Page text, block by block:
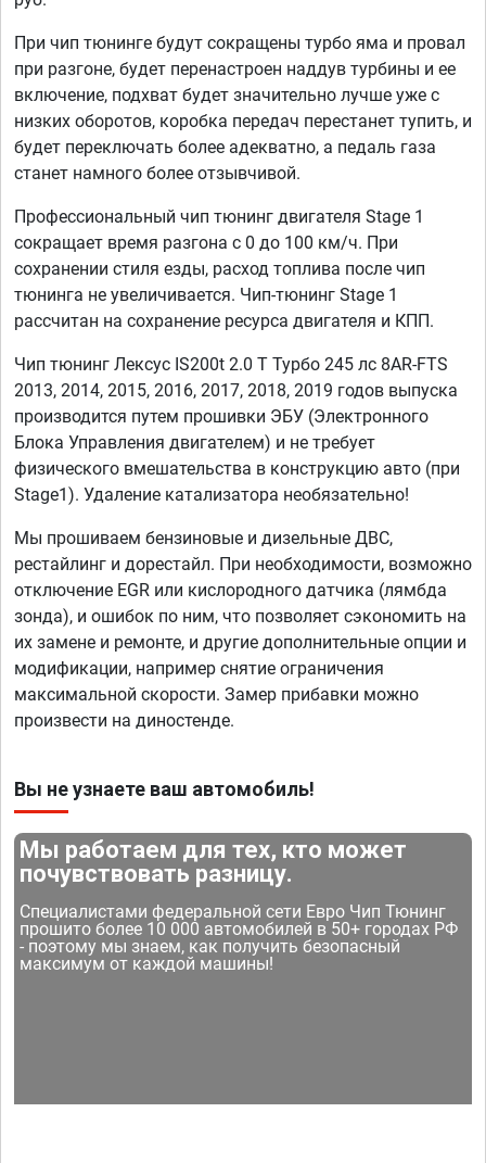
При чип тюнинге будут сокращены турбо яма и провал
при разгоне, будет перенастроен наддув турбины и ее
включение, подхват будет значительно лучше уже с
низких оборотов, коробка передач перестанет тупить, и
будет переключать более адекватно, а педаль газа
станет намного более отзывчивой.
Профессиональный чип тюнинг двигателя Stage 1
сокращает время разгона с 0 до 100 км/ч. При
сохранении стиля езды, расход топлива после чип
тюнинга не увеличивается. Чип-тюнинг Stage 1
рассчитан на сохранение ресурса двигателя и КПП.
Чип тюнинг Лексус IS200t 2.0 T Турбо 245 лс 8AR-FTS
2013, 2014, 2015, 2016, 2017, 2018, 2019 годов выпуска
производится путем прошивки ЭБУ (Электронного
Блока Управления двигателем) и не требует
физического вмешательства в конструкцию авто (при
Stage1). Удаление катализатора необязательно!
Мы прошиваем бензиновые и дизельные ДВС,
рестайлинг и дорестайл. При необходимости, возможно
отключение EGR или кислородного датчика (лямбда
зонда), и ошибок по ним, что позволяет сэкономить на
их замене и ремонте, и другие дополнительные опции и
модификации, например снятие ограничения
максимальной скорости. Замер прибавки можно
произвести на диностенде.
Вы не узнаете ваш автомобиль!
Мы работаем для тех, кто может
почувствовать разницу.
Специалистами федеральной сети Евро Чип Тюнинг
прошито более 10 000 автомобилей в 50+ городах РФ
- поэтому мы знаем, как получить безопасный
максимум от каждой машины!